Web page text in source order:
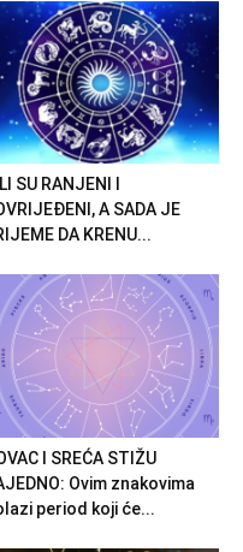
SU RANJENI I
A SADA JE
DA KRENU...
I SREĆA STIŽU
Ovim znakovima
period koji će...